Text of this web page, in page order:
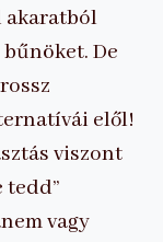
akaratból
De
elől!
viszont
tedd”
vagy